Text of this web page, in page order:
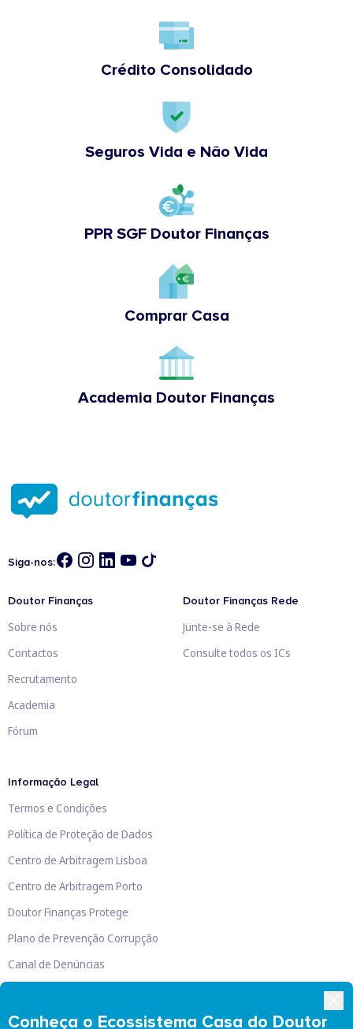
Crédito Consolidado
Seguros Vida e Não Vida
PPR SGF Doutor Finanças
Comprar Casa
Academia Doutor Finanças
Conheça o Ecossistema Casa do Doutor
Siga-nos:
Doutor Finanças
Sobre nós
Contactos
Recrutamento
Academia
Fórum
Doutor Finanças Rede
Junte-se à Rede
Consulte todos os ICs
Informação Legal
Termos e Condições
Política de Proteção de Dados
Centro de Arbitragem Lisboa
Centro de Arbitragem Porto
Doutor Finanças Protege
Plano de Prevenção Corrupção
Canal de Denúncias